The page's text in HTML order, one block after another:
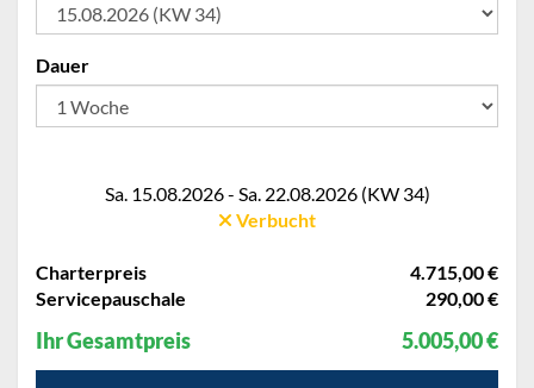
Dauer
Sa. 15.08.2026 - Sa. 22.08.2026 (KW 34)
Verbucht
Charterpreis
4.715,00 €
Servicepauschale
290,00 €
Ihr Gesamtpreis 5.005,00 €